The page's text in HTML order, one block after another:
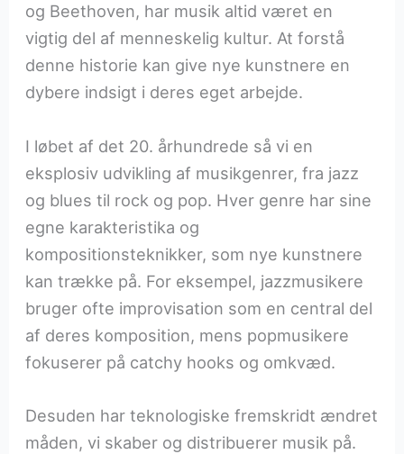
og Beethoven, har musik altid været en
vigtig del af menneskelig kultur. At forstå
denne historie kan give nye kunstnere en
dybere indsigt i deres eget arbejde.
I løbet af det 20. århundrede så vi en
eksplosiv udvikling af musikgenrer, fra jazz
og blues til rock og pop. Hver genre har sine
egne karakteristika og
kompositionsteknikker, som nye kunstnere
kan trække på. For eksempel, jazzmusikere
bruger ofte improvisation som en central del
af deres komposition, mens popmusikere
fokuserer på catchy hooks og omkvæd.
Desuden har teknologiske fremskridt ændret
måden, vi skaber og distribuerer musik på.